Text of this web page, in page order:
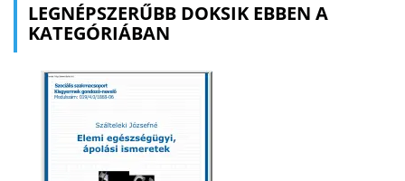
LEGNÉPSZERŰBB DOKSIK EBBEN A
KATEGÓRIÁBAN